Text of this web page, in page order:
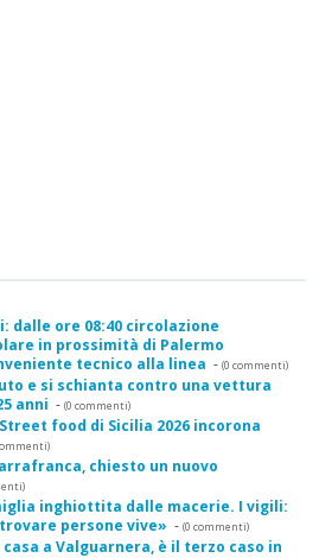
dalle ore 08:40 circolazione
in prossimità di Palermo
tecnico alla linea - (0 commenti)
e si schianta contro una vettura
anni - (0 commenti)
food di Sicilia 2026 incorona
chiesto un nuovo
inghiottita dalle macerie. I vigili:
persone vive» - (0 commenti)
a Valguarnera, è il terzo caso in